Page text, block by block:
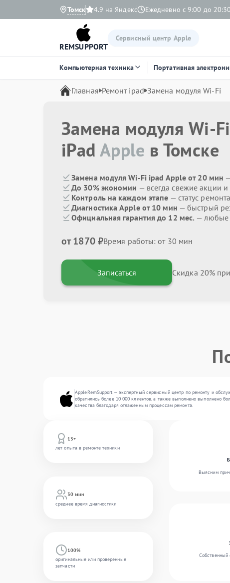
Томск 4.9 на Яндекс Ежедневно с 9:00 до 20:30
REMSUPPORT
Сервисный центр Apple
Компьютерная техника Портативная
Главная Ремонт ipad Замена модуля Wi-Fi
Замена модуля Wi-Fi
iPad Apple в Томске
Замена модуля Wi-Fi ipad Apple от 20 мин
До 30% экономии — всегда свежие акции
Контроль на каждом этапе — статус
Диагностика Apple от 10 мин — быстрый
Официальная гарантия до 12 мес. — любые
от 1870 ₽Время работы: от 30 мин
Записаться Скидка 20%
AppleRemSupport — экспертный сервисный центр по ремонту и
обратились более 10 000 клиентов, а также выполнено выполнено
качества благодаря отлаженным процессам ремонта.
13+
лет опыта в ремонте техники
30 мин
среднее время диагностики
100%
оригинальные или проверенные
запчасти
Выясним
Собственный